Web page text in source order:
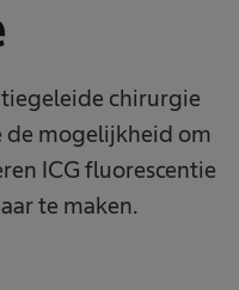
chirurgie
de mogelijkheid om
ICG fluorescentie
te maken.